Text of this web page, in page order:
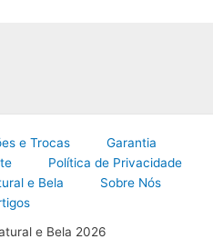
e Trocas
Garantia
Política de Privacidade
e Bela
Sobre Nós
e Bela 2026